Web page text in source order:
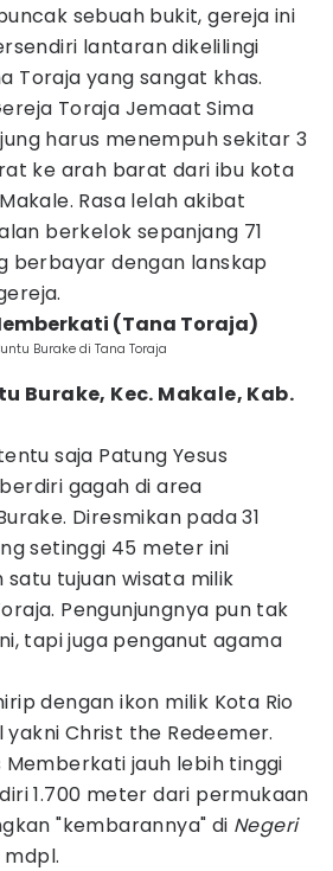
sebuah bukit, gereja ini
lantaran dikelilingi
Toraja yang sangat khas.
Toraja Jemaat Sima
harus menempuh sekitar 3
ke arah barat dari ibu kota
Rasa lelah akibat
berkelok sepanjang 71
berbayar dengan lanskap
(Tana Toraja)
Burake di Tana Toraja
Burake, Kec. Makale, Kab.
saja Patung Yesus
gagah di area
Diresmikan pada 31
setinggi 45 meter ini
satu tujuan wisata milik
Pengunjungnya pun tak
tapi juga penganut agama
dengan ikon milik Kota Rio
yakni Christ the Redeemer.
Memberkati jauh lebih tinggi
1.700 meter dari permukaan
"kembarannya" di Negeri